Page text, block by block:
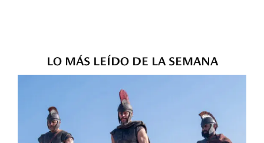
LO MÁS LEÍDO DE LA SEMANA